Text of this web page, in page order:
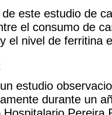
este estudio de
el consumo de
el nivel de ferritina
estudio
durante un